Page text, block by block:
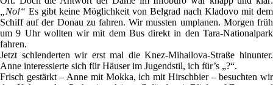
„No!“ Es gibt keine Möglichkeit von Belgrad nach Kladovo mit dem
Schiff auf der Donau zu fahren. Wir mussten umplanen. Morgen früh
um 9 Uhr wollten wir mit dem Bus direkt in den Tara-Nationalpark
fahren.
Jetzt schlenderten wir erst mal die Knez-Mihailova-Straße hinunter.
Anne interessierte sich für Häuser im Jugendstil, ich für’s „?“.
Frisch gestärkt – Anne mit Mokka, ich mit Hirschbier – besuchten wir